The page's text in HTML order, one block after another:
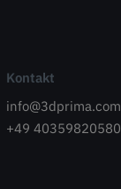
Kontakt
info@3dprima.com
+49 40359820580